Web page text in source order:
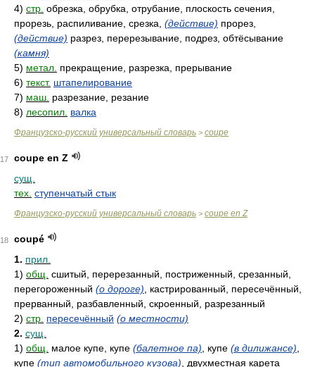
4) стр. обрезка, обрубка, отрубание, плоскость сечения,
прорезь, распиливание, срезка, (действие) прорез,
(действие) разрез, перерезывание, подрез, обтёсывание
(камня)
5) метал. прекращение, разрезка, прерывание
6) текст. штапелирование
7) маш. разрезание, резание
8) лесопил. валка
Французско-русский универсальный словарь > coupe
17
coupe en Z
сущ.
тех. ступенчатый стык
Французско-русский универсальный словарь > coupe en Z
18
coupé
1. прил.
1) общ. сшитый, перерезанный, постриженный, срезанный,
перегороженный (о дороге) , кастрированный, пересечённый,
прерванный, разбавленный, скроенный, разрезанный
2) стр. пересечённый (о местности)
2. сущ.
1) общ. малое купе, купе (балетное па) , купе (в дилижансе)
купе (тип автомобильного кузова) , двухместная карета